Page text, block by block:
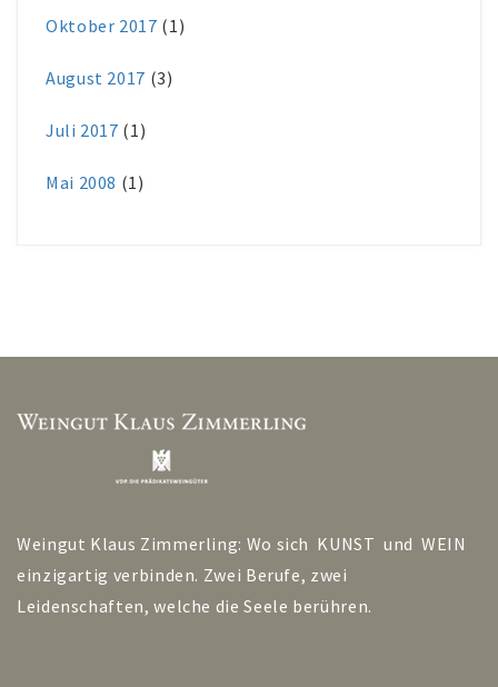
Oktober 2017 (1)
August 2017 (3)
Juli 2017 (1)
Mai 2008 (1)
Weingut Klaus Zimmerling: Wo sich KUNST und WEIN
einzigartig verbinden. Zwei Berufe, zwei
Leidenschaften, welche die Seele berühren.